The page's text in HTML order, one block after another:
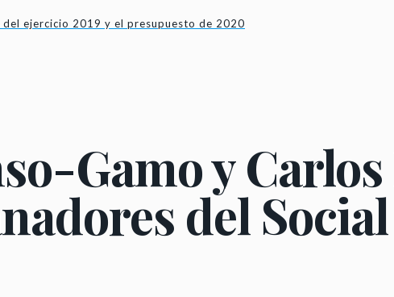
del ejercicio 2019 y el presupuesto de 2020
Gamo y
del